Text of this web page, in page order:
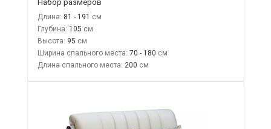
Длина: 81 - 191
Глубина: 105
Высота: 95
Ширина спального места: 70 - 180
Длина спального места: 200